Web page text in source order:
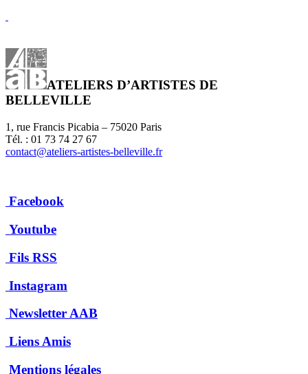
ATELIERS D’ARTISTES DE
BELLEVILLE
1, rue Francis Picabia – 75020 Paris
Tél. : 01 73 74 27 67
contact@ateliers-artistes-belleville.fr
Facebook
Youtube
Fils RSS
Instagram
Newsletter AAB
Liens Amis
Mentions légales